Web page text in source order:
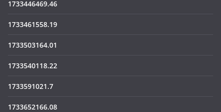
1733446469.46
1733461558.19
1733503164.01
1733540118.22
1733591021.7
1733652166.08